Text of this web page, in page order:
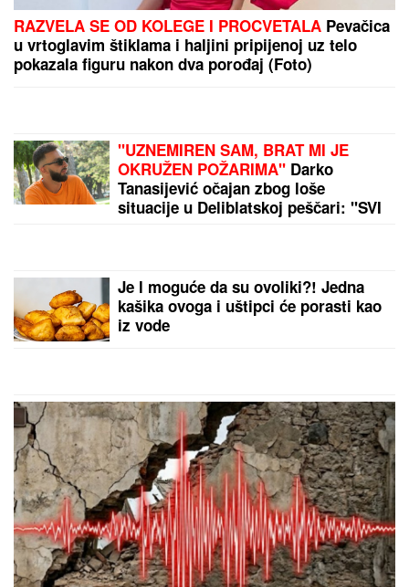
BIVŠI FUDBALER JE OVAKO INVESTIRAO
ZARAĐENE MILIONEKupio staru kuću u Igalu i
otvorio restoran na Bojani, a evo šta je pripalo
optužuju da je prešla granicu